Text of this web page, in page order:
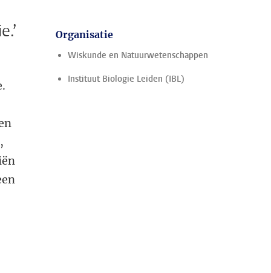
Organisatie
Wiskunde en Natuurwetenschappen
Instituut Biologie Leiden (IBL)